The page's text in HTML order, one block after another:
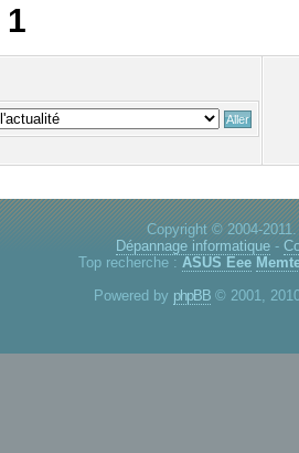
1
Copyright © 2004-
Dépannage informatique -
Top recherche : ASUS Eee
Powered by phpBB © 2001,